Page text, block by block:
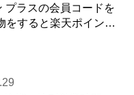
プラスの会員コードを
すると楽天ポイント2